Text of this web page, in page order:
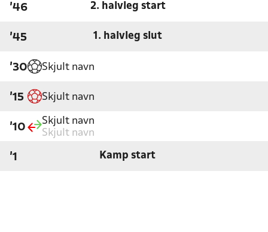
'46 2. halvleg start
'45 1. halvleg slut
'30 Skjult navn
'15 Skjult navn
'10
Skjult navn
Skjult navn
'1 Kamp start